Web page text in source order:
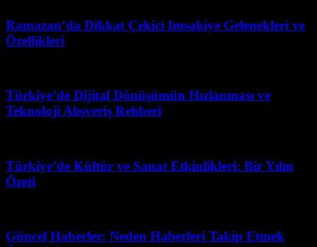
Ramazan’da Dikkat Çekici Imsakiye Gelenekleri ve
Özellikleri
Türkiye’de Dijital Dönüşümün Hızlanması ve
Teknoloji Alışveriş Rehberi
Türkiye’de Kültür ve Sanat Etkinlikleri: Bir Yılın
Özeti
Güncel Haberler: Neden Haberleri Takip Etmek